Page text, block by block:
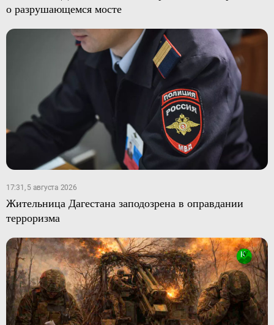
о разрушающемся мосте
17:31, 5 августа 2026
Жительница Дагестана заподозрена в оправдании
терроризма